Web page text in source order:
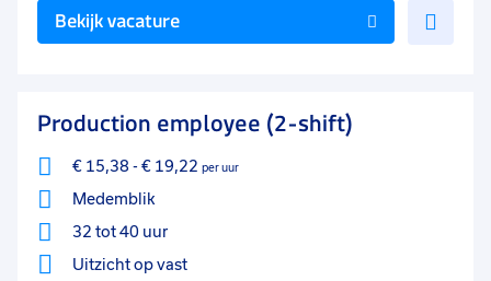
Bekijk vacature
Production employee (2-shift)
€ 15,38 - € 19,22 per uur
Medemblik
32 tot 40 uur
Uitzicht op vast